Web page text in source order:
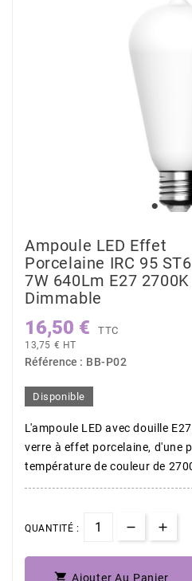
Ampoule LED Effet
Porcelaine IRC 95
7W 640Lm E27 2700K
Dimmable
16,50 € TTC
13,75 € HT
Référence : BB-P02
Disponible
L'ampoule LED avec douille
verre à effet porcelaine, d'une
température de couleur de
QUANTITÉ :
 Ajouter Au Panier